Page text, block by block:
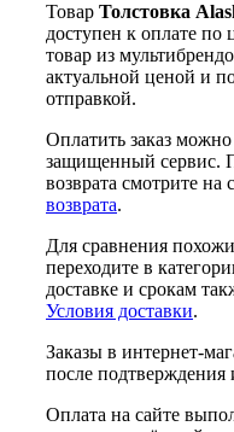
Товар Толстовка
доступен к оплате по
товар из
актуальной ценой и
отправкой.
Оплатить заказ можно
защищенный сервис.
возврата смотрите на
возврата.
Для сравнения
переходите в
доставке и срокам
Условия доставки.
Заказы в интернет-
после
Оплата на сайте